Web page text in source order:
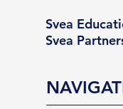
Svea
Svea